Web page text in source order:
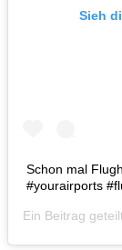
Sieh
Schon mal
#yourairports
Ein Beitrag